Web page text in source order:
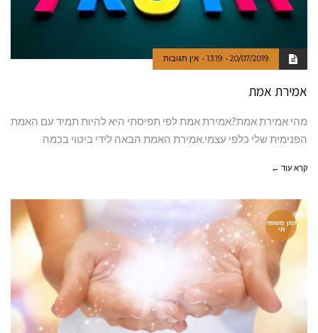
20/07/2019
13:19 אין תגובות
אמירת אמת
מהי אמירת אמת?אמירת אמת לפי תפיסתי היא להיות תמיד עם האמת
הפנימית שלי כלפי עצמי.אמירת האמת הבאה לידי ביטוי בכמה
קרא עוד ←
זמן משפח
תי